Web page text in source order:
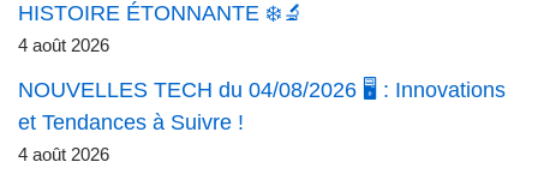
HISTOIRE ÉTONNANTE ❄️🔬
4 août 2026
NOUVELLES TECH du 04/08/2026 🖥️ : Innovations
et Tendances à Suivre !
4 août 2026